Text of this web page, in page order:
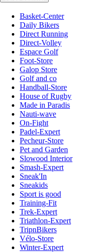
Basket-Center
Daily Bikers
Direct Running
Direct-Volley
Espace Golf
Foot-Store
Galop Store
Golf and co
Handball-Store
House of Rugby
Made in Paradis
Nauti-wave
On-Fight
Padel-Expert
Pecheur-Store
Pet and Garden
Slowood Interior
Smash-Expert
Sneak'In
Sneakids
Sport is good
Training-Fit
Trek-Expert
Triathlon-Expert
TripnBikers
Vélo-Store
Winter-Expert